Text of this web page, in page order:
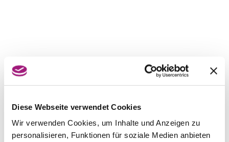
Diese Webseite verwendet Cookies
Wir verwenden Cookies, um Inhalte und Anzeigen zu
personalisieren, Funktionen für soziale Medien anbieten